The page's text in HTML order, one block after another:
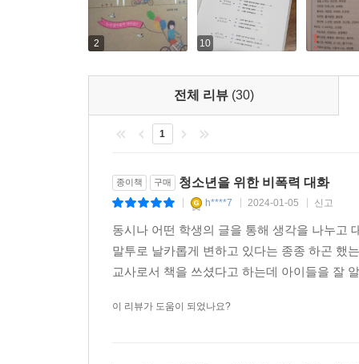
2 10
전체 리뷰 (30)
1
종이책 구매 청소년을 위한 비폭력 대화
h****7 2024-01-05 신고
동시나 어떤 학생의 글을 통해 생각을 나누고
말투로 날카롭게 변하고 있다는 종종 하곤 했
교사로서 책을 쓰셨다고 하는데 아이들을 잘
이 리뷰가 도움이 되었나요?